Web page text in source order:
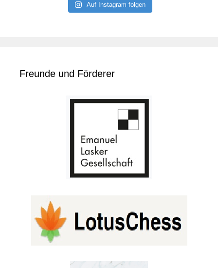
Auf Instagram folgen
Freunde und Förderer